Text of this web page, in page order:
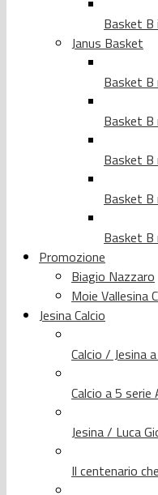
Basket B
Janus Basket
Basket B
Basket B
Basket B
Basket B
Basket B
Promozione
Biagio Nazzaro
Moie Vallesina
Jesina Calcio
Calcio / Jesina
Calcio a 5
Jesina / Luca
Il centenario